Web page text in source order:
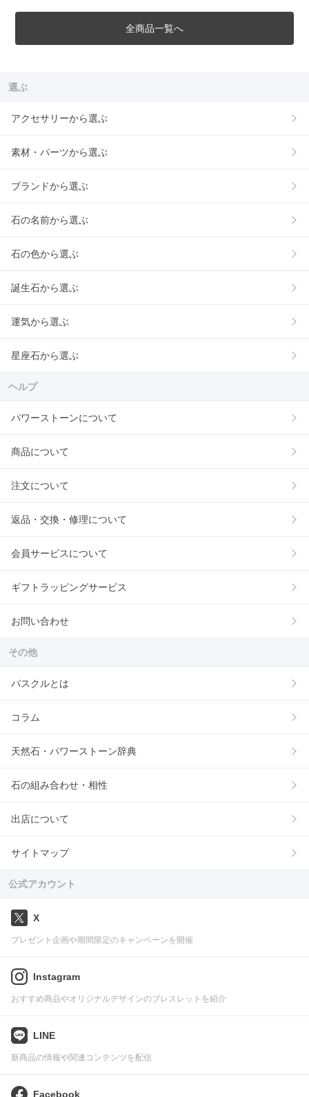
全商品一覧へ
選ぶ
アクセサリーから選ぶ
素材・パーツから選ぶ
ブランドから選ぶ
石の名前から選ぶ
石の色から選ぶ
誕生石から選ぶ
運気から選ぶ
星座石から選ぶ
ヘルプ
パワーストーンについて
商品について
注文について
返品・交換・修理について
会員サービスについて
ギフトラッピングサービス
お問い合わせ
その他
パスクルとは
コラム
天然石・パワーストーン辞典
石の組み合わせ・相性
出店について
サイトマップ
公式アカウント
X
プレゼント企画や期間限定のキャンペーンを開催
Instagram
おすすめ商品やオリジナルデザインのブレスレットを紹介
LINE
新商品の情報や関連コンテンツを配信
Facebook